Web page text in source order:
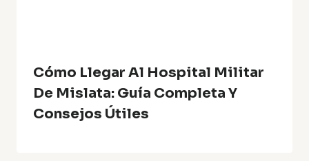
Cómo Llegar Al Hospital Militar
De Mislata: Guía Completa Y
Consejos Útiles